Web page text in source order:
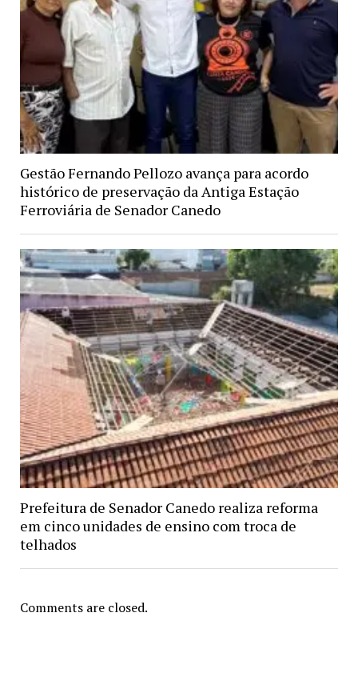
Gestão Fernando Pellozo avança para acordo
histórico de preservação da Antiga Estação
Ferroviária de Senador Canedo
Prefeitura de Senador Canedo realiza reforma
em cinco unidades de ensino com troca de
telhados
Comments are closed.